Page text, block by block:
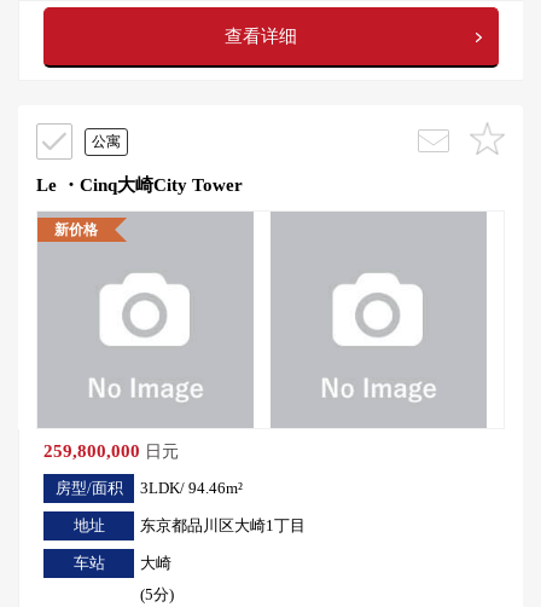
查看详细
公寓
Le ・Cinq大崎City Tower
新价格
259,800,000 日元
房型/面积
3LDK/ 94.46m²
地址 东京都品川区大崎1丁目
车站
大崎
(5分)